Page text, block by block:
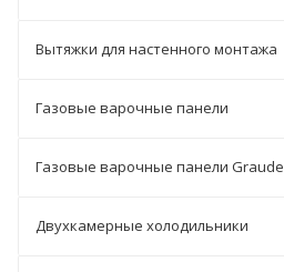
Вытяжки для настенного монтажа
Газовые варочные панели
Газовые варочные панели Graude
Двухкамерные холодильники